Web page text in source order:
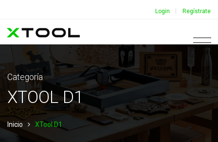
Login | Regístrate
Categoría
XTOOL D1
Inicio XTool D1